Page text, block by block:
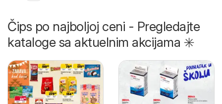
Čips po najboljoj ceni - Pregledajte
kataloge sa aktuelnim akcijama ✳️